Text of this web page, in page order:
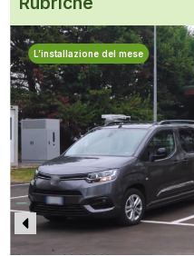
L’installazione del mese